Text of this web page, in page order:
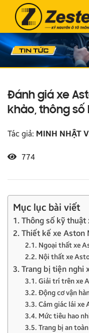
Đánh giá xe
khảo, thông số
Tác giả: MINH NHẬT
774
Mục lục bài viết
1. Thông số kỹ
2. Thiết kế xe Aston
2.1. Ngoại thất xe
2.2. Nội thất xe
3. Trang bị tiện nghi
3.1. Giải trí trên xe
3.2. Động cơ vận
3.3. Cảm giác lái xe
3.4. Mức tiêu hao
3.5. Trang bị an